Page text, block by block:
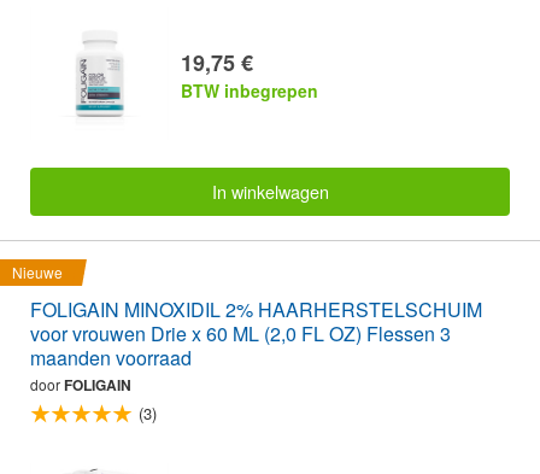
19,75 €
BTW inbegrepen
In winkelwagen
Nieuwe
FOLIGAIN MINOXIDIL 2% HAARHERSTELSCHUIM
voor vrouwen Drie x 60 ML (2,0 FL OZ) Flessen 3
maanden voorraad
doorFOLIGAIN
(3)